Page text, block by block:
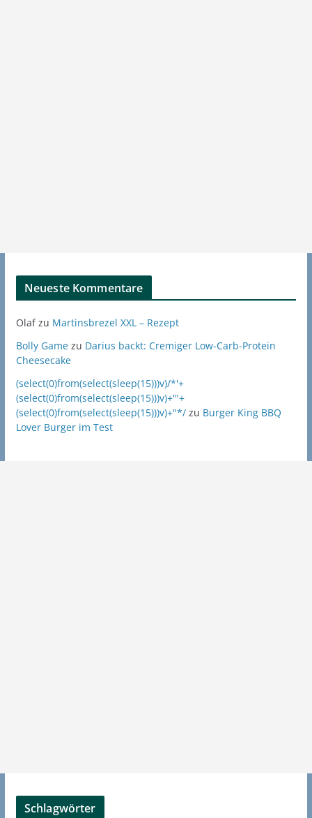
Neueste Kommentare
Olafzu Martinsbrezel XXL – Rezept
Bolly Gamezu Darius backt: Cremiger Low-Carb-Protein
Cheesecake
(select(0)from(select(sleep(15)))v)/*'+
(select(0)from(select(sleep(15)))v)+'"+
(select(0)from(select(sleep(15)))v)+"*/zu Burger King BBQ
Lover Burger im Test
Schlagwörter